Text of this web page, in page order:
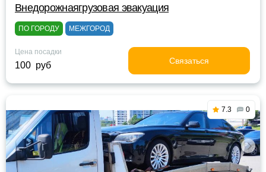
Внедорожнаягрузовая эвакуация
ПО ГОРОДУ МЕЖГОРОД
Цена посадки
100 руб Связаться
7.3 0